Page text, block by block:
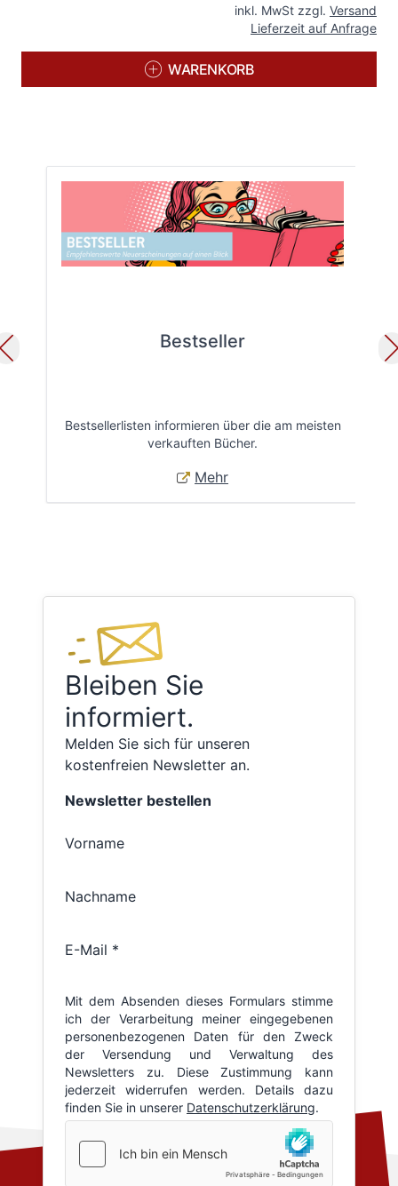
inkl. MwSt zzgl. Versand
Lieferzeit auf Anfrage
WARENKORB
Bestseller
Bestsellerlisten informieren über die am meisten
verkauften Bücher.
Mehr
Bleiben Sie
informiert.
Melden Sie sich für unseren
kostenfreien Newsletter an.